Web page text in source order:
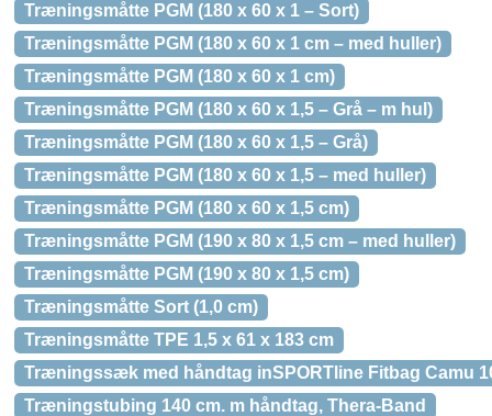
Træningsmåtte PGM (180 x 60 x 1 – Sort)
Træningsmåtte PGM (180 x 60 x 1 cm – med huller)
Træningsmåtte PGM (180 x 60 x 1 cm)
Træningsmåtte PGM (180 x 60 x 1,5 – Grå – m hul)
Træningsmåtte PGM (180 x 60 x 1,5 – Grå)
Træningsmåtte PGM (180 x 60 x 1,5 – med huller)
Træningsmåtte PGM (180 x 60 x 1,5 cm)
Træningsmåtte PGM (190 x 80 x 1,5 cm – med huller)
Træningsmåtte PGM (190 x 80 x 1,5 cm)
Træningsmåtte Sort (1,0 cm)
Træningsmåtte TPE 1,5 x 61 x 183 cm
Træningssæk med håndtag inSPORTline Fitbag Camu
Træningstubing 140 cm. m håndtag, Thera-Band